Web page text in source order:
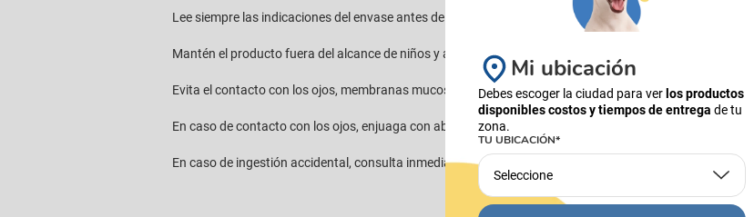
Lee siempre las indicaciones del envase antes de usar.
Mantén el producto fuera del alcance de niños y animales.
Evita el contacto con los ojos, membranas mucosas o heridas abiertas.
En caso de contacto con los ojos, enjuaga con abundante agua y consulta a un médico.
En caso de ingestión accidental, consulta inmediatamente a un médico y muestra el envase del producto.
Mi ubicación
Debes escoger la ciudad para verlos productos
disponibles costos y tiempos de entrega de tu
zona.
TU UBICACIÓN*
Seleccione